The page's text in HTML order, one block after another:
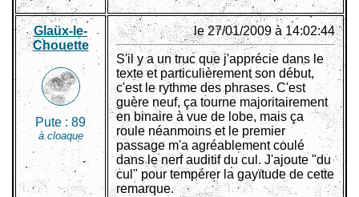
Glaüx-le-
Chouette
Pute : 89
à cloaque
le 27/01/2009 à 14:02:44
S'il y a un truc que j'apprécie dans le
texte et particulièrement son début,
c'est le rythme des phrases. C'est
guère neuf, ça tourne majoritairement
en binaire à vue de lobe, mais ça
roule néanmoins et le premier
passage m'a agréablement coulé
dans le nerf auditif du cul. J'ajoute "du
cul" pour tempérer la gayïtude de cette
remarque.